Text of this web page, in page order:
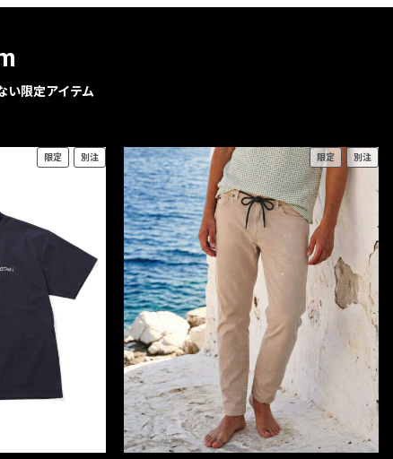
フォーカスブランド
い限定アイテム
限定 別注 限定 別注